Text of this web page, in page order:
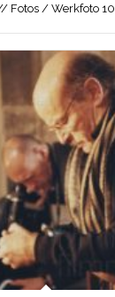
Fotos / Werkfoto 10